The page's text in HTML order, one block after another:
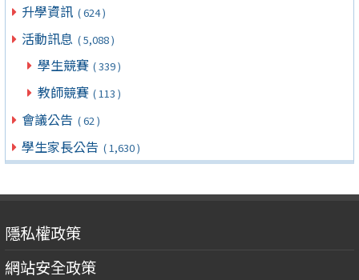
升學資訊 ( 624 )
活動訊息 ( 5,088 )
學生競賽 ( 339 )
教師競賽 ( 113 )
會議公告 ( 62 )
學生家長公告 ( 1,630 )
隱私權政策
網站安全政策